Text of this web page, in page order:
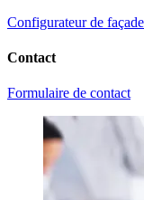
Configurateur de
Contact
Formulaire de contact